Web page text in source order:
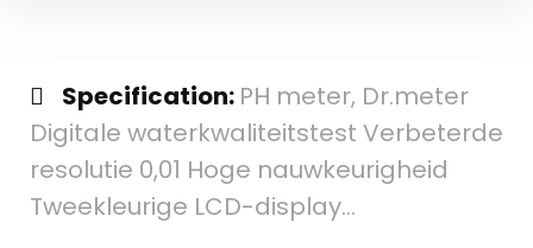
Specification: PH meter, Dr.meter
Digitale waterkwaliteitstest Verbeterde
resolutie 0,01 Hoge nauwkeurigheid
Tweekleurige LCD-display…